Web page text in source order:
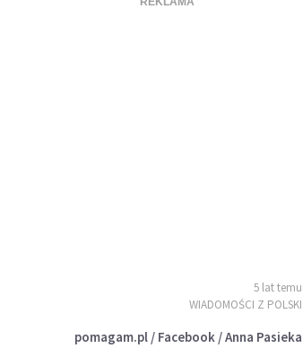
5 lat temu
WIADOMOŚCI Z POLSKI
pomagam.pl / Facebook / Anna Pasieka